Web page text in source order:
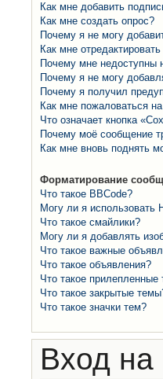
Как мне добавить
Как мне создать опрос?
Почему я не могу
Как мне
Почему мне недоступны
Почему я не могу
Почему я получил
Как мне пожаловаться
Что означает кнопка
Почему моё сообщение
Как мне вновь поднять
Форматирование
Что такое BBCode?
Могу ли я использовать
Что такое смайлики?
Могу ли я добавлять
Что такое важные
Что такое объявления?
Что такое прилепленные
Что такое закрытые
Что такое значки тем?
Вход на